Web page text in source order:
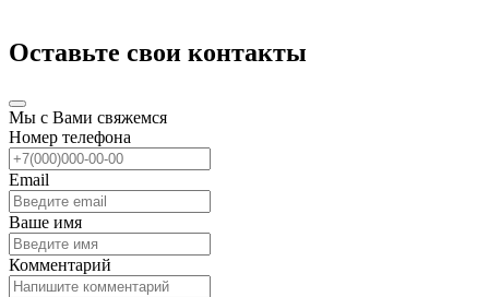
Оставьте свои контакты
Мы с Вами свяжемся
Номер телефона
Email
Ваше имя
Комментарий